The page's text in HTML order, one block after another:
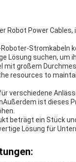
Robot Power
Lösung suchen,
mit großem
resources to
verschiedene
ist dieses
beträgt ein Stück
Lösung für